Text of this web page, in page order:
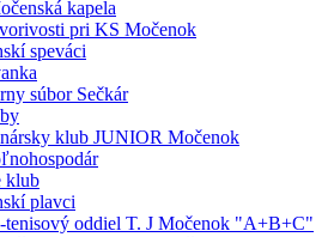
kapela
pri KS Močenok
speváci
súbor Sečkár
klub JUNIOR Močenok
klub
plavci
tenisový oddiel T. J Močenok "A+B+C"